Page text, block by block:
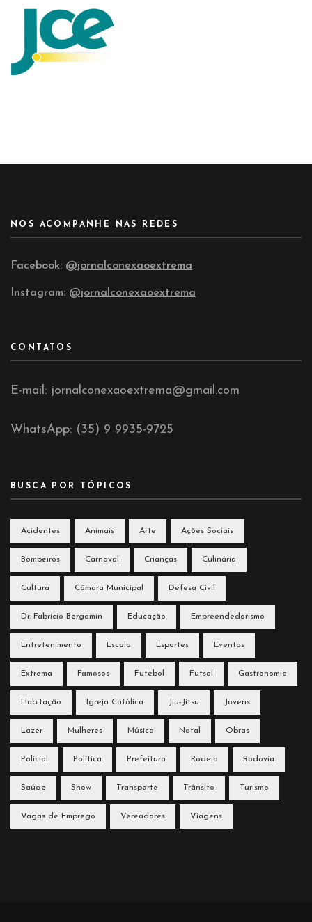
NOS ACOMPANHE NAS REDES
Facebook: @jornalconexaoextrema
Instagram: @jornalconexaoextrema
CONTATOS
E-mail: jornalconexaoextrema@gmail.com
WhatsApp: (35) 9 9935-9725
BUSCA POR TÓPICOS
Acidentes Animais Arte Ações Sociais
Bombeiros Carnaval Crianças Culinária
Cultura Câmara Municipal Defesa Civil
Dr. Fabrício Bergamin Educação Empreendedorismo
Entretenimento Escola Esportes Eventos
Extrema Famosos Futebol Futsal Gastronomia
Habitação Igreja Católica Jiu-Jitsu Jovens
Lazer Mulheres Música Natal Obras
Policial Política Prefeitura Rodeio Rodovia
Saúde Show Transporte Trânsito Turismo
Vagas de Emprego Vereadores Viagens